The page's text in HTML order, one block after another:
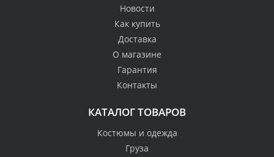
Новости
Как купить
Доставка
О магазине
Гарантия
Контакты
КАТАЛОГ ТОВАРОВ
Костюмы и одежда
Груза